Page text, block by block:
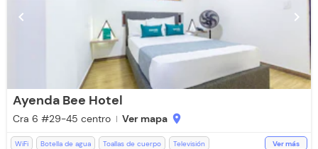
chevron_left chevron_right
Ayenda Bee Hotel
Cra 6 #29-45 centro Ver mapa location_on
WiFi Botella de agua Toallas de cuerpo
Televisión
Ver más